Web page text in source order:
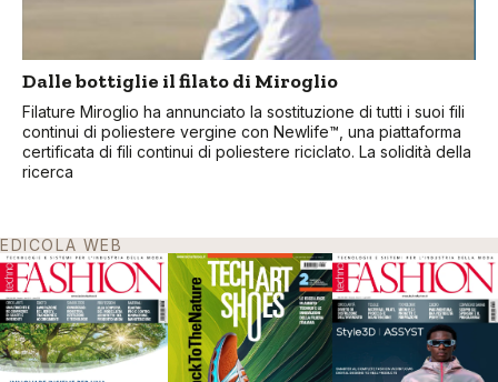
Dalle bottiglie il filato di Miroglio
Filature Miroglio ha annunciato la sostituzione di tutti i suoi fili
continui di poliestere vergine con Newlife™, una piattaforma
certificata di fili continui di poliestere riciclato. La solidità della
ricerca
EDICOLA WEB